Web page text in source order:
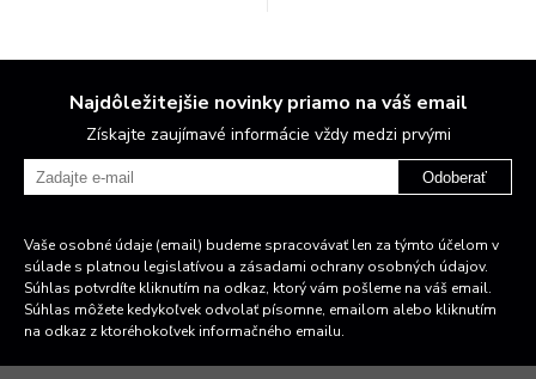
Najdôležitejšie novinky priamo na váš email
Získajte zaujímavé informácie vždy medzi prvými
Odoberať
Vaše osobné údaje (email) budeme spracovávať len za týmto účelom v
súlade s platnou legislatívou a zásadami ochrany osobných údajov.
Súhlas potvrdíte kliknutím na odkaz, ktorý vám pošleme na váš email.
Súhlas môžete kedykoľvek odvolať písomne, emailom alebo kliknutím
na odkaz z ktoréhokoľvek informačného emailu.